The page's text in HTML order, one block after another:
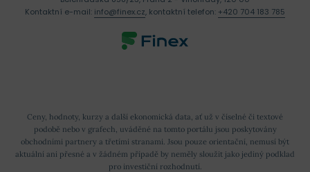
Ceny, hodnoty, kurzy a další ekonomická data, ať už v číselné či textové
podobě nebo v grafech, uváděné na tomto portálu jsou poskytovány
obchodními partnery a třetími stranami. Jsou pouze orientační, nemusí být
aktuální ani přesné a v žádném případě by neměly sloužit jako jediný podklad
pro investiční rozhodnutí.
Kontaktní e-mail: info@finex.cz, kontaktní telefon: +420 704 183 785